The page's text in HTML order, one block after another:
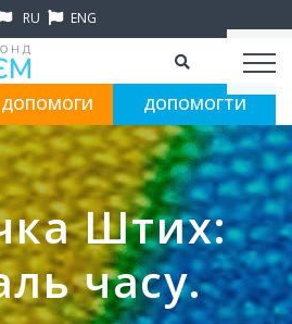
RU ENG
ДОПОМОГТИ
Штих:
часу.